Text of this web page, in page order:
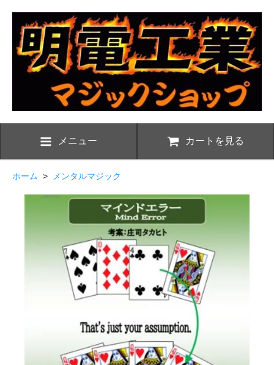
メニュー カートを見る
ホーム > メンタルマジック